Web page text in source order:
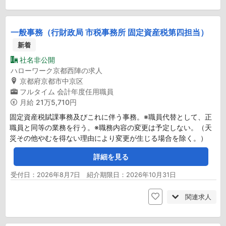
一般事務（行財政局 市税事務所 固定資産税第四担当）
新着
社名非公開
ハローワーク京都西陣の求人
京都府京都市中京区
フルタイム 会計年度任用職員
月給 21万5,710円
固定資産税賦課事務及びこれに伴う事務。※職員代替として、正
職員と同等の業務を行う。※職務内容の変更は予定しない。（天
災その他やむを得ない理由により変更が生じる場合を除く。）
詳細を見る
受付日：2026年8月7日 紹介期限日：2026年10月31日
関連求人